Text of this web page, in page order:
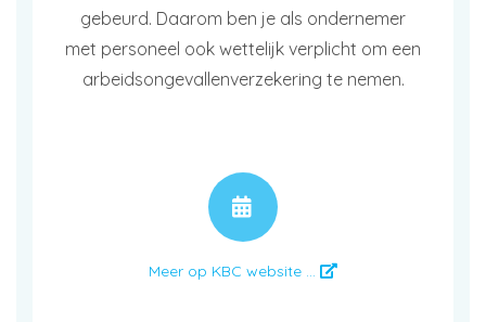
gebeurd. Daarom ben je als ondernemer
met personeel ook wettelijk verplicht om een
arbeidsongevallenverzekering te nemen.
Meer op KBC website ...